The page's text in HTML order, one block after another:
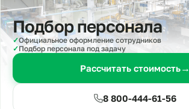
Подбор персонала
✓Официальное оформление сотрудников
✓Подбор персонала под задачу
Рассчитать стоимость→
8 800-444-61-56